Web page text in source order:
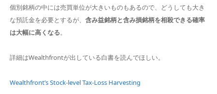
個別銘柄の中には売買単位が大きいものもあるので、どうしても大き
な預託金を必要とするが、 含み益銘柄と含み損銘柄を相殺できる確率
は大幅に高くなる。
詳細はWealthfrontが出している白書を読んでほしい。
Wealthfront’s Stock-level Tax-Loss Harvesting